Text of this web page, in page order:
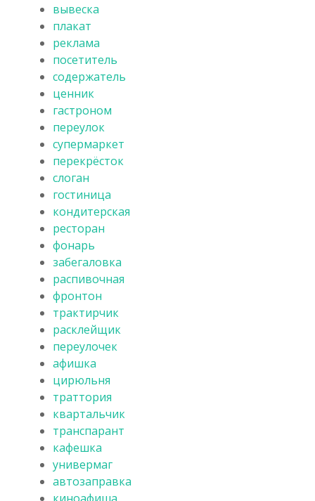
вывеска
плакат
реклама
посетитель
содержатель
ценник
гастроном
переулок
супермаркет
перекрёсток
слоган
гостиница
кондитерская
ресторан
фонарь
забегаловка
распивочная
фронтон
трактирчик
расклейщик
переулочек
афишка
цирюльня
траттория
квартальчик
транспарант
кафешка
универмаг
автозаправка
киноафиша